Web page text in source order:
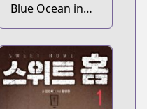
Blue Ocean in
the Eyes